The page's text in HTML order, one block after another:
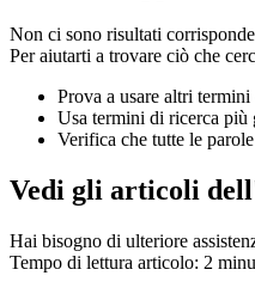
Non ci sono risultati
Per aiutarti a trovare ciò che
Prova a usare altri termini
Usa termini di ricerca più
Verifica che tutte le
Vedi gli articoli
Hai bisogno di ulteriore
Tempo di lettura articolo: 2